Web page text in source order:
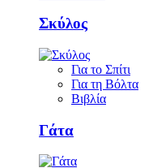
Σκύλος
Για το Σπίτι
Για τη Βόλτα
Βιβλία
Γάτα